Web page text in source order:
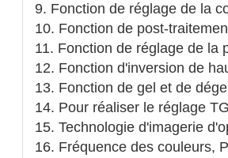
9. Fonction de réglage de la
10. Fonction de post-
11. Fonction de réglage de la
12. Fonction d'inversion de
13. Fonction de gel et de
14. Pour réaliser le réglage
15. Technologie d'imagerie
16. Fréquence des couleurs,